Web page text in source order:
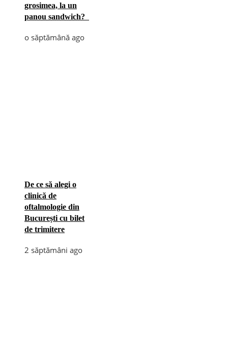
grosimea, la un
panou sandwich?
o săptămână ago
De ce să alegi o
clinică de
oftalmologie din
București cu bilet
de trimitere
2 săptămâni ago